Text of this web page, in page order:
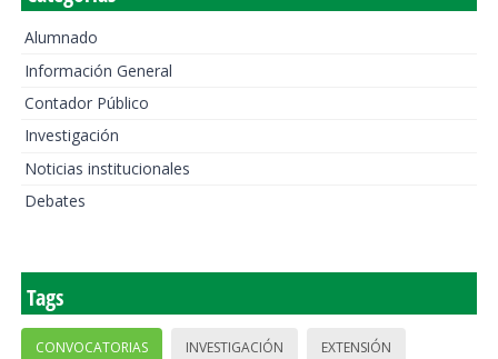
Alumnado
Información General
Contador Público
Investigación
Noticias institucionales
Debates
Tags
CONVOCATORIAS INVESTIGACIÓN EXTENSIÓN